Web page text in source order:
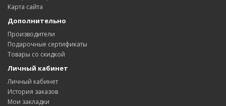
Карта сайта
Дополнительно
Производители
Подарочные сертификаты
Товары со скидкой
Личный кабинет
Личный кабинет
История заказов
Мои закладки